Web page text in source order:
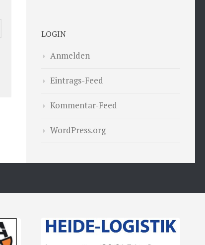
LOGIN
Anmelden
Eintrags-Feed
Kommentar-Feed
WordPress.org